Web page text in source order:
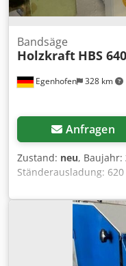
Egenhofen 328 km
Bandsäge
Holzkraft HBS
Anfragen
Zustand: neu, Baujahr:
Ständerausladung:
schwenkbar: ja -0 bis
Bandgeschwindigkeit:
400V Motorbremse:
120mm
Maschinenbreite: 780
Gewicht: 320 kg